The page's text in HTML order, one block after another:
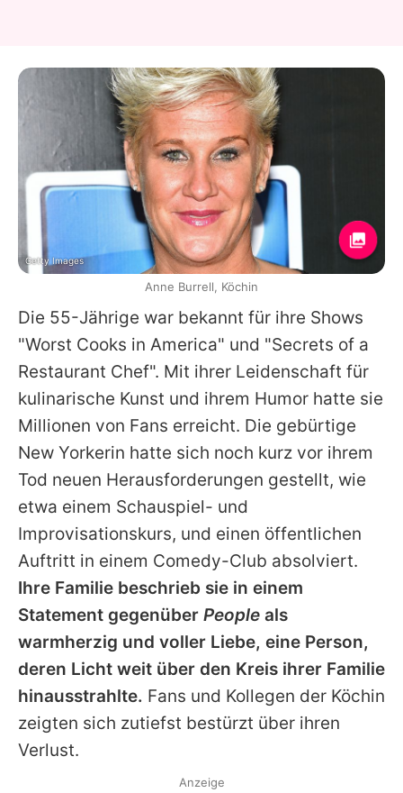
Die 55-Jährige war bekannt für ihre Shows
"Worst Cooks in America" und "Secrets of a
Restaurant Chef". Mit ihrer Leidenschaft für
kulinarische Kunst und ihrem Humor hatte sie
Millionen von Fans erreicht. Die gebürtige
New Yorkerin hatte sich noch kurz vor ihrem
Tod neuen Herausforderungen gestellt, wie
etwa einem Schauspiel- und
Improvisationskurs, und einen öffentlichen
Auftritt in einem Comedy-Club absolviert.
Ihre Familie beschrieb sie in einem
Statement gegenüber People als
warmherzig und voller Liebe, eine Person,
deren Licht weit über den Kreis ihrer Familie
hinausstrahlte. Fans und Kollegen der Köchin
zeigten sich zutiefst bestürzt über ihren
Verlust.
Getty Images
Anne Burrell, Köchin
Anzeige